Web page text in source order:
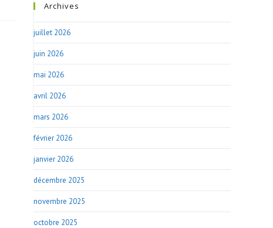
Archives
juillet 2026
juin 2026
mai 2026
avril 2026
mars 2026
février 2026
janvier 2026
décembre 2025
novembre 2025
octobre 2025